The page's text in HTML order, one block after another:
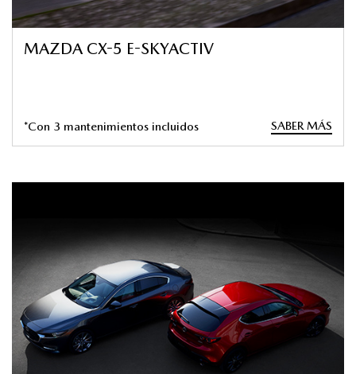
MAZDA CX-5 E-SKYACTIV
*Con 3 mantenimientos incluidos SABER MÁS